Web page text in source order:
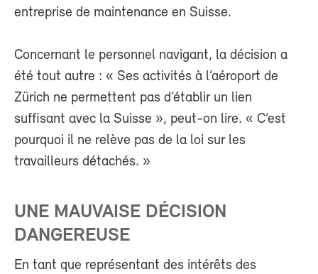
entreprise de maintenance en Suisse.
Concernant le personnel navigant, la décision a
été tout autre : « Ses activités à l’aéroport de
Zürich ne permettent pas d’établir un lien
suffisant avec la Suisse », peut-on lire. « C’est
pourquoi il ne relève pas de la loi sur les
travailleurs détachés. »
UNE MAUVAISE DÉCISION
DANGEREUSE
En tant que représentant des intérêts des